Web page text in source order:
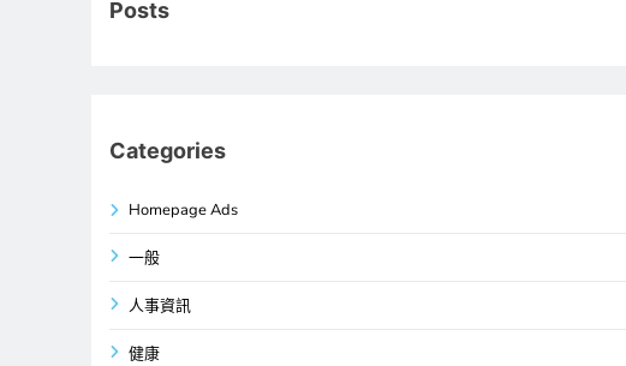
Posts
Categories
Homepage Ads
一般
人事資訊
健康